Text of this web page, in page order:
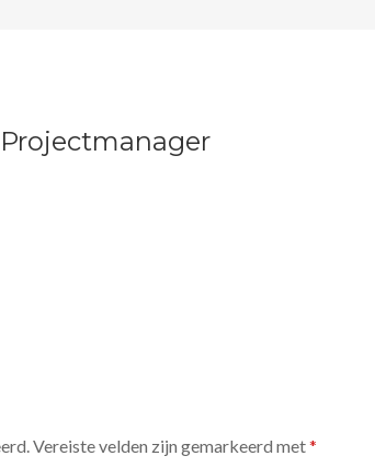
Vereiste velden zijn gemarkeerd met*